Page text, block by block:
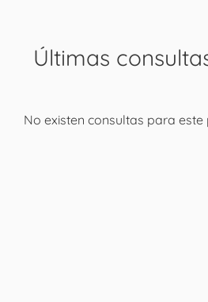
Últimas
No existen consultas para